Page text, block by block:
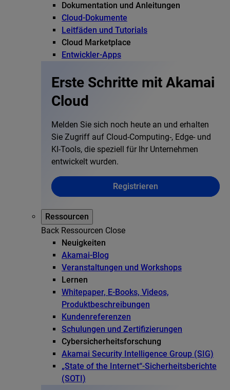
Dokumentation und Anleitungen
Cloud-Dokumente
Leitfäden und Tutorials
Cloud Marketplace
Entwickler-Apps
Erste Schritte mit Akamai
Cloud
Melden Sie sich noch heute an und erhalten
Sie Zugriff auf Cloud-Computing-, Edge- und
KI-Tools, die speziell für Ihr Unternehmen
entwickelt wurden.
Registrieren
Ressourcen
Back Ressourcen Close
Neuigkeiten
Akamai-Blog
Veranstaltungen und Workshops
Lernen
Whitepaper, E-Books, Videos,
Produktbeschreibungen
Kundenreferenzen
Schulungen und Zertifizierungen
Cybersicherheitsforschung
Akamai Security Intelligence Group (SIG)
„State of the Internet“-Sicherheitsberichte
(SOTI)